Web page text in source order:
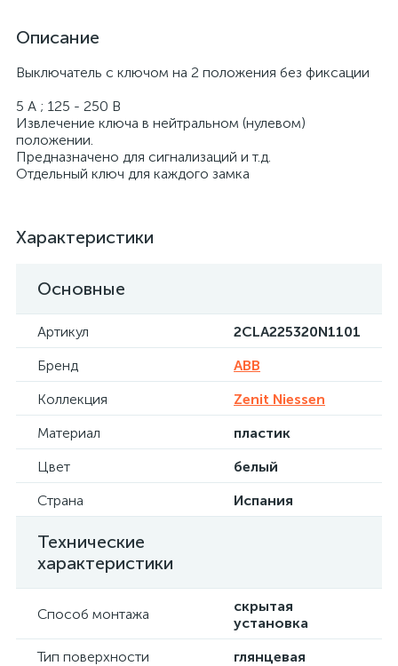
Описание
Выключатель с ключом на 2 положения без фиксации
5 A ; 125 - 250 В
Извлечение ключа в нейтральном (нулевом)
положении.
Предназначено для сигнализаций и т.д.
Отдельный ключ для каждого замка
Характеристики
Основные
Артикул
2CLA225320N1101
Бренд
ABB
Коллекция
Zenit Niessen
Материал
пластик
Цвет
белый
Страна
Испания
Технические
характеристики
Способ монтажа
скрытая
установка
Тип поверхности
глянцевая